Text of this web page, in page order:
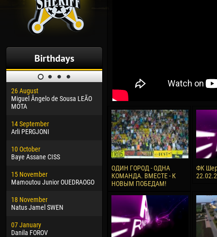
Birthdays
26 August
Miguel Ângelo de Sousa LEÃO
MOTA
14 September
Arli PERGJONI
10 October
Baye Assane CISS
15 November
Mamoutou Junior OUEDRAOGO
18 November
Natus Jamel SWEN
07 January
Danila FOROV
30 January
Dhoraso Moreo KLAS
24 February
Vladislav COSTIN
02 March
Veaceslav COZMA
09 March
Emmanuel AFETSE
Jayder Moreno ASPRILLA
22 March
Samba KONÉ
04
13
24
15
28
ОДИН ГОРОД - ОДНА
КОМАНДА. ВМЕСТЕ - К
НОВЫМ ПОБЕДАМ!
ФК